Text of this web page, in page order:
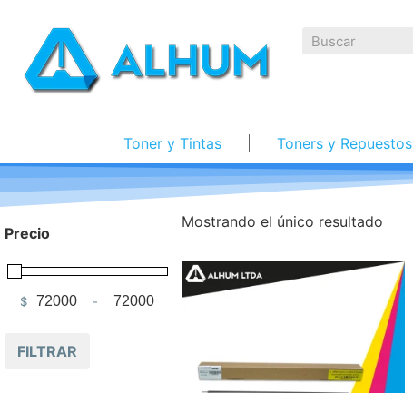
Toner y Tintas Toners y Repuestos
Precio
$ Minimum Price
-Maximum Price
FILTRAR
Mostrando el único resultado